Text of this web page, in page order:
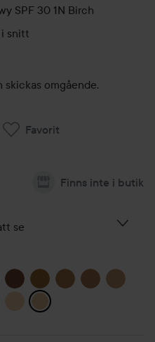
SPF 30 1N Birch
i snitt
omgående.
Favorit
Finns inte i butik
se